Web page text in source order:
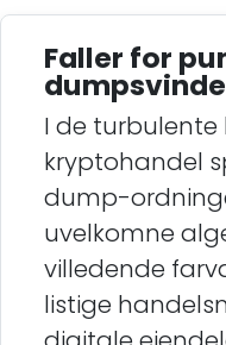
Faller for
I de turbulente
kryptohandel
dump-
uvelkomne
villedende
listige